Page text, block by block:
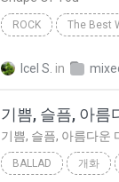
ROCK The Best
Icel S. in
기쁨, 슬픔, 아름
기쁨, 슬픔, 아름다운
BALLAD 개화